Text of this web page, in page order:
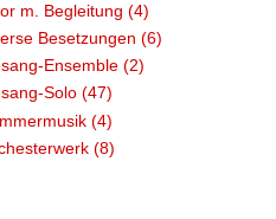
m. Begleitung (4)
Besetzungen (6)
Ensemble (2)
Solo (47)
(4)
(8)